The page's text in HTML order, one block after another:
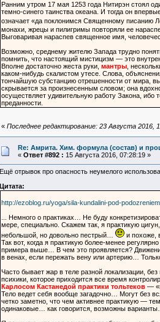
Ранним утром 17 мая 1253 года Нитирэн стоял
темно-синего таинства океана. И тогда он
означает «да поклонимся Священному писанию
монахи, жрецы и пилигримы повторяли ее
Выговаривая нараспев священное имя,
Возможно, среднему жителю Запада трудно
помнить, что настоящий мистицизм — это
Вполне достаточно жеста руки, мантры,
каком-нибудь скалистом утесе. Слова,
тончайшую субстанцию отрешенности от мира,
скрывается за произнесенным словом; она
осуществляет удивительную работу Закона, ибо
преданности.
« Последнее редактирование: 23 Августа 2016,
Re: Амрита. Хим. формула (состав) и
« Ответ #892 : 15 Августа 2016, 07:28:19 »
Ещё отрывок про опасность неумелого
Цитата:
http://ezoblog.ru/yoga/sila-kundalini-pod-
... Немного о практиках… Не буду
мере, специально. Скажем так, я практикую
небольшой, но довольно пестрый…
и похоже,
Так вот, когда я практикую более-менее
примера выше… В чем это проявляется?
в венах, если пережать вену или артерию…
Часто бывает жар в теле разной локализации,
психики, которое приходится все время
Карлосом Кастанедой практики тольтеков—
Тело ведет себя вообще загадочно… Могут без
четко заметно, что чем активнее практикую —
одинаковые… как говорится, возможны